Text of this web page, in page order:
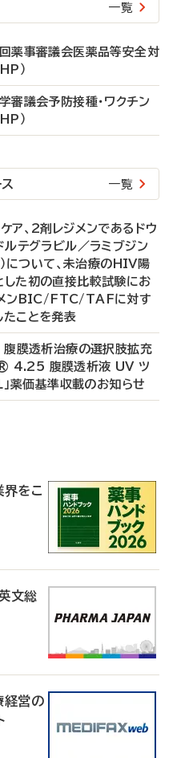
一覧
薬事審議会医薬品等安全対
）
審議会予防接種・ワクチン
）
一覧
ア、2剤レジメンであるドウ
ルテグラビル／ラミブジン
について、未治療のHIV陽
した初の直接比較試験にお
メンBIC/FTC/TAFに対す
たことを発表
膜透析治療の選択肢拡充
® 4.25 腹膜透析液 UV ツ
薬価基準収載のお知らせ
界をこ
文総
経営の